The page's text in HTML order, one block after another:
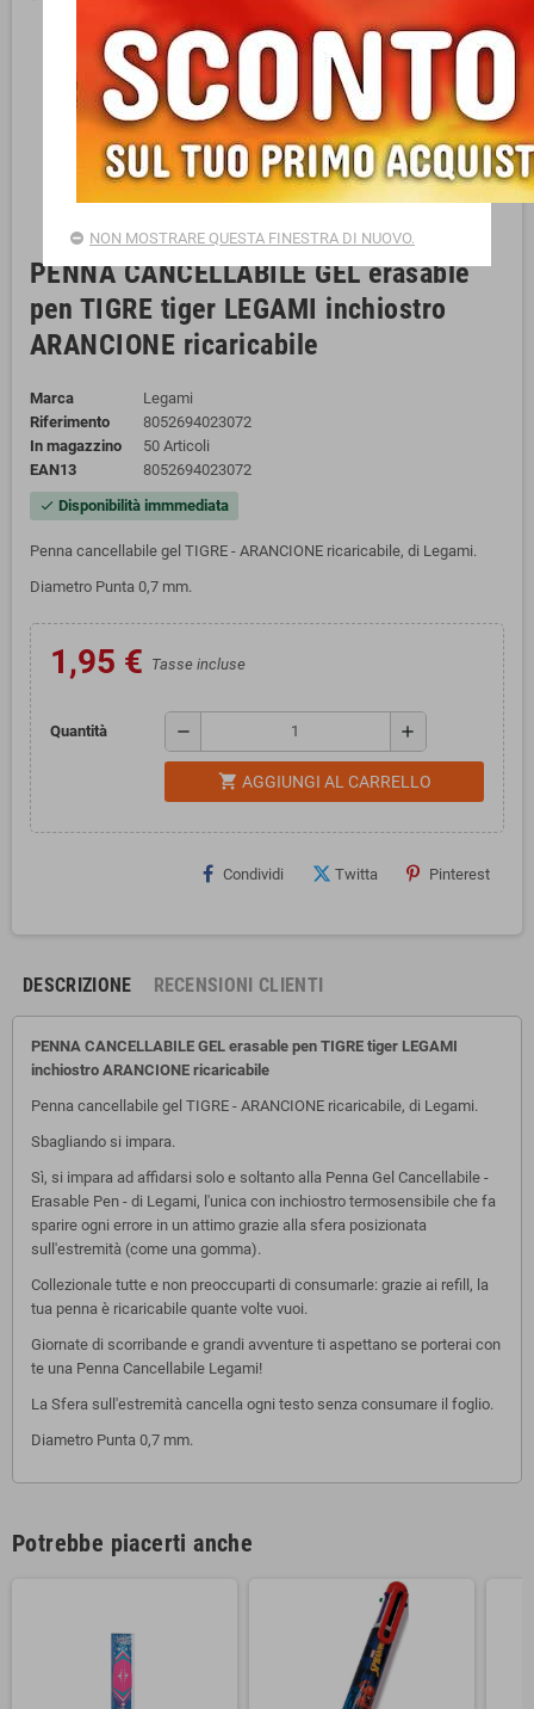
PENNA CANCELLABILE GEL erasable
pen TIGRE tiger LEGAMI inchiostro
ARANCIONE ricaricabile
Marca
Legami
Riferimento
8052694023072
In magazzino
50 Articoli
EAN13
8052694023072
check Disponibilità immmediata
Penna cancellabile gel TIGRE - ARANCIONE ricaricabile, di Legami.
Diametro Punta 0,7 mm.
1,95 € Tasse incluse
Quantità remove add
shopping_cart AGGIUNGI AL CARRELLO
Condividi Twitta Pinterest
DESCRIZIONE RECENSIONI CLIENTI
PENNA CANCELLABILE GEL erasable pen TIGRE tiger LEGAMI
inchiostro ARANCIONE ricaricabile
Penna cancellabile gel TIGRE - ARANCIONE ricaricabile, di Legami.
Sbagliando si impara.
Sì, si impara ad affidarsi solo e soltanto alla Penna Gel Cancellabile -
Erasable Pen - di Legami, l'unica con inchiostro termosensibile che fa
sparire ogni errore in un attimo grazie alla sfera posizionata
sull'estremità (come una gomma).
Collezionale tutte e non preoccuparti di consumarle: grazie ai refill, la
tua penna è ricaricabile quante volte vuoi.
Giornate di scorribande e grandi avventure ti aspettano se porterai con
te una Penna Cancellabile Legami!
La Sfera sull'estremità cancella ogni testo senza consumare il foglio.
Diametro Punta 0,7 mm.
Potrebbe piacerti anche
NON MOSTRARE QUESTA FINESTRA DI NUOVO.